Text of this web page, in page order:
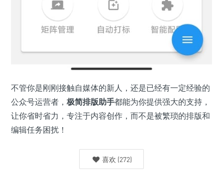
不管你是刚刚接触自媒体的新人，还是已经有一定经验的
公众号运营者， 极简排版助手都能为你提供强大的支持，
让你省时省力，专注于内容创作，而不是被繁琐的排版和
编辑任务困扰！
喜欢 (272)